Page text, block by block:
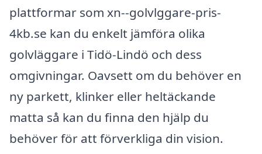
plattformar som xn--golvlggare-pris-
4kb.se kan du enkelt jämföra olika
golvläggare i Tidö-Lindö och dess
omgivningar. Oavsett om du behöver en
ny parkett, klinker eller heltäckande
matta så kan du finna den hjälp du
behöver för att förverkliga din vision.